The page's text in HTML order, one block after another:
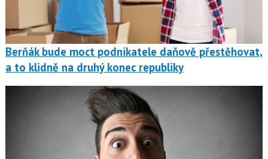
Berňák bude moct podnikatele daňově přestěhovat,
a to klidně na druhý konec republiky